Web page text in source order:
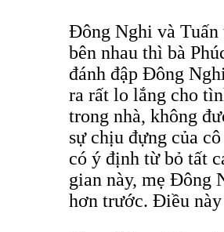
Đông Nghi và Tuấn
bên nhau thì bà
đánh đập Đông
ra rất lo lắng cho
trong nhà, không
sự chịu đựng của
có ý định từ bỏ tất
gian này, mẹ Đông
hơn trước. Điều